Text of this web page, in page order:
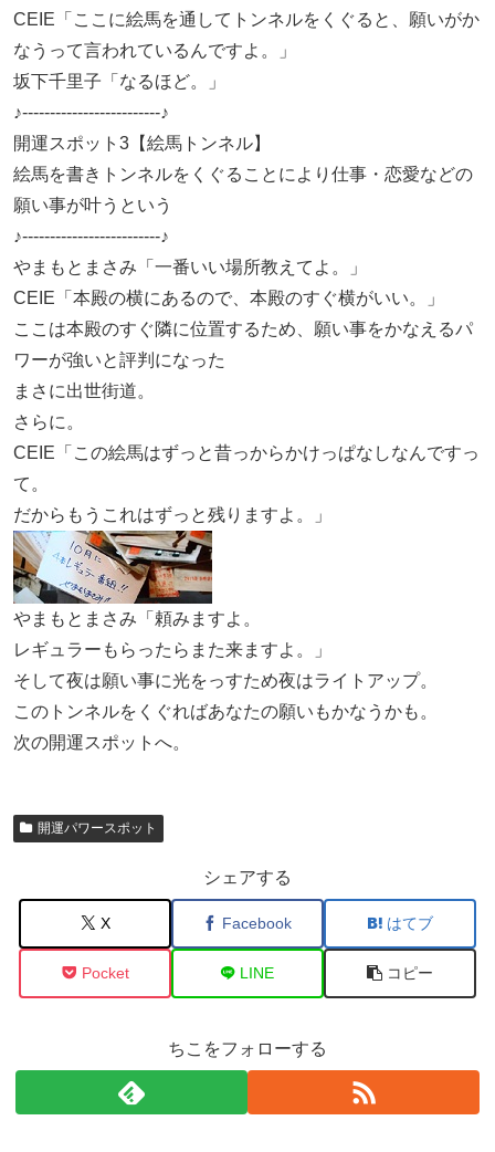
CEIE「ここに絵馬を通してトンネルをくぐると、願いがか
なうって言われているんですよ。」
坂下千里子「なるほど。」
♪-------------------------♪
開運スポット3【絵馬トンネル】
絵馬を書きトンネルをくぐることにより仕事・恋愛などの
願い事が叶うという
♪-------------------------♪
やまもとまさみ「一番いい場所教えてよ。」
CEIE「本殿の横にあるので、本殿のすぐ横がいい。」
ここは本殿のすぐ隣に位置するため、願い事をかなえるパ
ワーが強いと評判になった
まさに出世街道。
さらに。
CEIE「この絵馬はずっと昔っからかけっぱなしなんですっ
て。
だからもうこれはずっと残りますよ。」
やまもとまさみ「頼みますよ。
レギュラーもらったらまた来ますよ。」
そして夜は願い事に光をっすため夜はライトアップ。
このトンネルをくぐればあなたの願いもかなうかも。
次の開運スポットへ。
開運パワースポット
シェアする
X Facebook はてブ
Pocket LINE コピー
ちこをフォローする